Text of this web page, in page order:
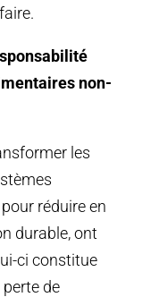
non-
les
réduire en
durable, ont
ci constitue
perte de